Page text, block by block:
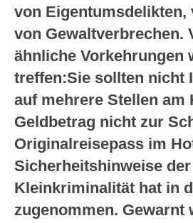
von Eigentumsdelikten,
von Gewaltverbrechen.
ähnliche Vorkehrungen
treffen:Sie sollten nicht
auf mehrere Stellen
Geldbetrag nicht zur
Originalreisepass im
Sicherheitshinweise
Kleinkriminalität hat in
zugenommen.